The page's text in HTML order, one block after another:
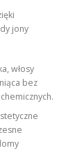
jony
włosy
bez